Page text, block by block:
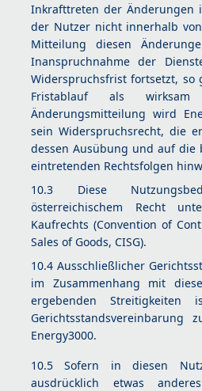
Inkrafttreten der Änderungen
der Nutzer nicht innerhalb
Mitteilung diesen
Inanspruchnahme der
Widerspruchsfrist fortsetzt, so
Fristablauf als
Änderungsmitteilung wird
sein Widerspruchsrecht, die
dessen Ausübung und auf
eintretenden Rechtsfolgen
10.3 Diese
österreichischem Recht
Kaufrechts (Convention of
Sales of Goods, CISG).
10.4 Ausschließlicher
im Zusammenhang mit
ergebenden
Energy3000.
10.5 Sofern in diesen
ausdrücklich etwas